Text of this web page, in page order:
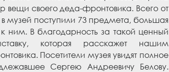
вещи своего деда-фронтовика. Всего от
в музей поступили 73 предмета, большая
ним. В благодарность за такой ценный
которая расскажет нашим
Посетители музея увидят полное
Сергею Андреевичу Белову.